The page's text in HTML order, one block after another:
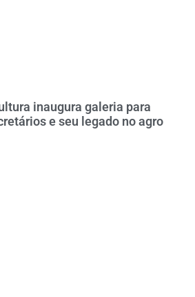
inaugura galeria para
e seu legado no agro